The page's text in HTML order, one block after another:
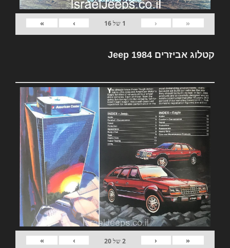
«
‹
1 של16
›
»
קטלוג אביזרים Jeep 1984
«
‹
2של20
›
»